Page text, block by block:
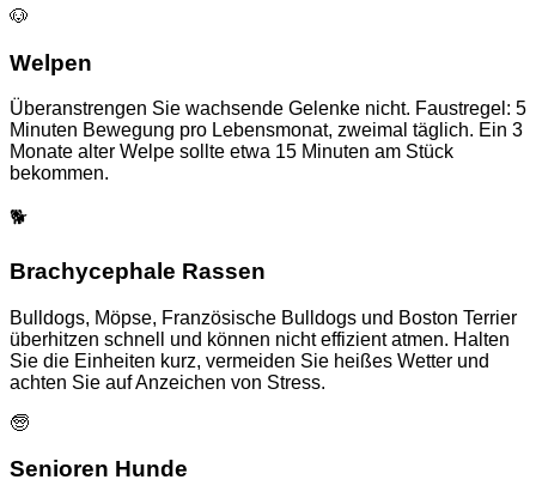
🐶
Welpen
Überanstrengen Sie wachsende Gelenke nicht. Faustregel: 5
Minuten Bewegung pro Lebensmonat, zweimal täglich. Ein 3
Monate alter Welpe sollte etwa 15 Minuten am Stück
bekommen.
🐕
Brachycephale Rassen
Bulldogs, Möpse, Französische Bulldogs und Boston Terrier
überhitzen schnell und können nicht effizient atmen. Halten
Sie die Einheiten kurz, vermeiden Sie heißes Wetter und
achten Sie auf Anzeichen von Stress.
🧓
Senioren Hunde